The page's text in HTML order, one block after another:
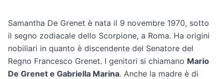
Samantha De Grenet è nata il 9 novembre 1970, sotto
il segno zodiacale dello Scorpione, a Roma. Ha origini
nobiliari in quanto è discendente del Senatore del
Regno Francesco Grenet. I genitori si chiamano Mario
De Grenet e Gabriella Marina. Anche la madre è di